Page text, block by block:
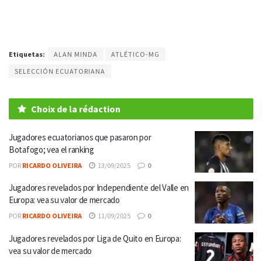
Etiquetas: ALAN MINDA
ATLÉTICO-MG
SELECCIÓN ECUATORIANA
Choix de la rédaction
Jugadores ecuatorianos que pasaron por
Botafogo; vea el ranking
POR RICARDO OLIVEIRA 13/09/2025 0
Jugadores revelados por Independiente del Valle en
Europa: vea su valor de mercado
POR RICARDO OLIVEIRA 11/09/2025 0
Jugadores revelados por Liga de Quito en Europa:
vea su valor de mercado